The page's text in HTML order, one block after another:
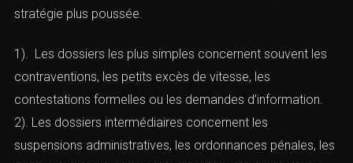
(Honoraires en droit routier pénal :
barème et défense)
L’occurrence des honoraires dépend du type de
contentieux. Une consultation isolée peut suffire pour
comprendre un avis de contravention. Une défense en